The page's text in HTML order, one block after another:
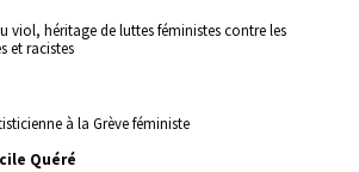
viol, héritage de luttes féministes contre les
et racistes
à la Grève féministe
Quéré